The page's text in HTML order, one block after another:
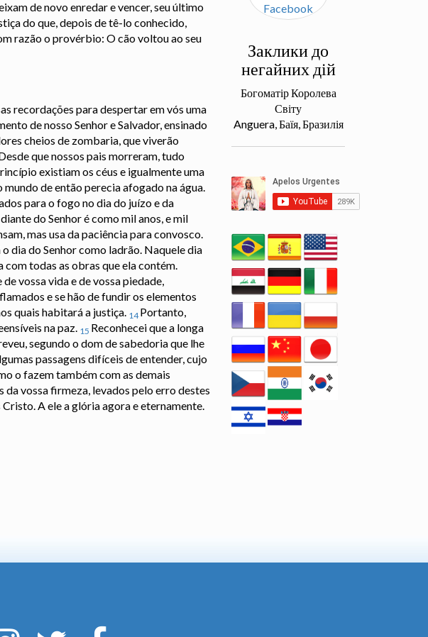
de novo enredar e vencer, seu último
do que, depois de tê-lo conhecido,
razão o provérbio: O cão voltou ao seu
recordações para despertar em vós uma
de nosso Senhor e Salvador, ensinado
cheios de zombaria, que viverão
que nossos pais morreram, tudo
existiam os céus e igualmente uma
mundo de então perecia afogado na água.
para o fogo no dia do juízo e da
do Senhor é como mil anos, e mil
mas usa da paciência para convosco.
dia do Senhor como ladrão. Naquele dia
com todas as obras que ela contém.
vossa vida e de vossa piedade,
e se hão de fundir os elementos
quais habitará a justiça. 14 Portanto,
na paz. 15 Reconhecei que a longa
segundo o dom de sabedoria que lhe
passagens difíceis de entender, cujo
o fazem também com as demais
vossa firmeza, levados pelo erro destes
A ele a glória agora e eternamente.
Заклики до
негайних дій
Богоматір Королева
Світу
Anguera, Баїя, Бразилія